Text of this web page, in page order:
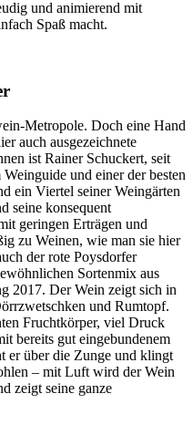
und animierend mit
Spaß macht.
Metropole. Doch eine Hand
auch ausgezeichnete
ist Rainer Schuckert, seit
und einer der besten
ein Viertel seiner Weingärten
seine konsequent
geringen Erträgen und
zu Weinen, wie man sie hier
der rote Poysdorfer
Sortenmix aus
2017. Der Wein zeigt sich in
und Rumtopf.
Fruchtkörper, viel Druck
bereits gut eingebundenem
er über die Zunge und klingt
– mit Luft wird der Wein
zeigt seine ganze